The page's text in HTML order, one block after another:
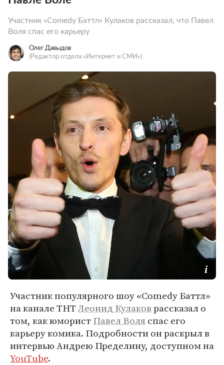
Участник «Comedy Баттл» Кулаков рассказал, что Павел
Воля спас его карьеру
Олег Давыдов
(Редактор отдела «Интернет и СМИ»)
Участник популярного шоу «Comedy Баттл»
на канале ТНТЛеонид Кулаковрассказал о
том, как юмористПавел Воля спас его
карьеру комика. Подробности он раскрыл в
интервью Андрею Пределину, доступном на
YouTube.